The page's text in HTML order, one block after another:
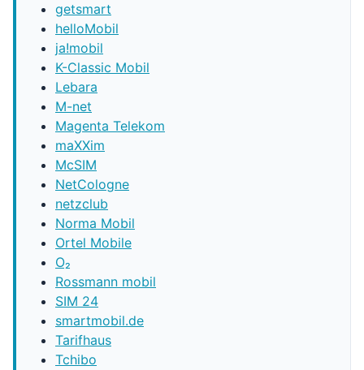
getsmart
helloMobil
ja!mobil
K-Classic Mobil
Lebara
M-net
Magenta Telekom
maXXim
McSIM
NetCologne
netzclub
Norma Mobil
Ortel Mobile
O₂
Rossmann mobil
SIM 24
smartmobil.de
Tarifhaus
Tchibo